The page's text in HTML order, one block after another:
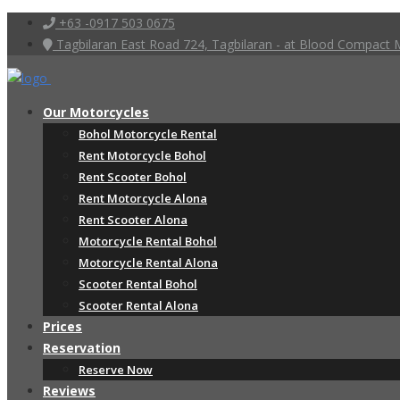
+63 -0917 503 0675
Tagbilaran East Road 724, Tagbilaran - at Blood Compact
Our Motorcycles
Bohol Motorcycle Rental
Rent Motorcycle Bohol
Rent Scooter Bohol
Rent Motorcycle Alona
Rent Scooter Alona
Motorcycle Rental Bohol
Motorcycle Rental Alona
Scooter Rental Bohol
Scooter Rental Alona
Prices
Reservation
Reserve Now
Reviews